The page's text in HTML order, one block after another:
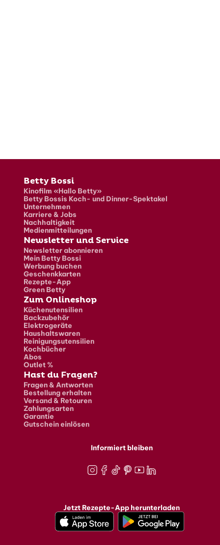
Fusszeile
Betty Bossi
Kinofilm «Hallo Betty»
Betty Bossis Koch- und Dinner-Spektakel
Unternehmen
Karriere & Jobs
Nachhaltigkeit
Medienmitteilungen
Newsletter und Service
Newsletter abonnieren
Mein Betty Bossi
Werbung buchen
Geschenkkarten
Rezepte-App
Green Betty
Zum Onlineshop
Küchenutensilien
Backzubehör
Elektrogeräte
Haushaltswaren
Reinigungsutensilien
Kochbücher
Abos
Outlet %
Hast du Fragen?
Fragen & Antworten
Bestellung erhalten
Versand & Retouren
Zahlungsarten
Garantie
Gutschein einlösen
Informiert bleiben
Jetzt Rezepte-App herunterladen